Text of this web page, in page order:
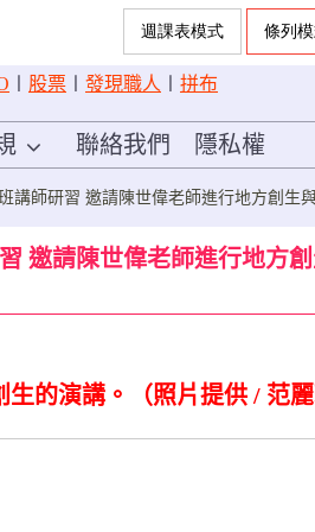
股票 發現職人 拼布
聯絡我們 隱私權
講師研習 邀請陳世偉老師進行地方創生
邀請陳世偉老師進行地方
生的演講。（照片提供 / 范麗